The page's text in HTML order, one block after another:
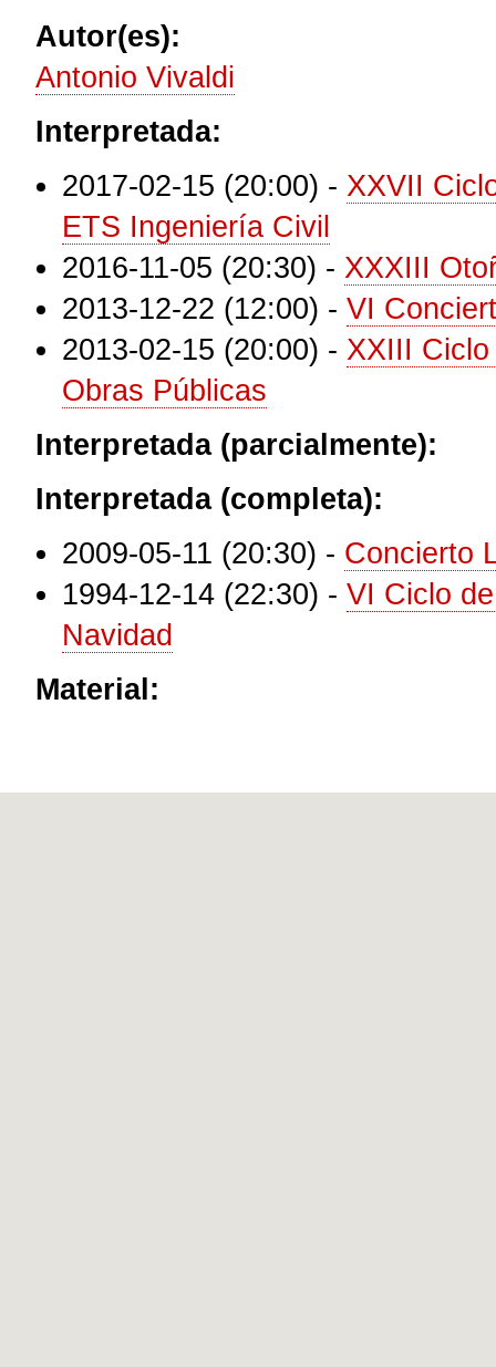
Autor(es):
Antonio Vivaldi
Interpretada:
2017-02-15 (20:00) - XXVII
ETS Ingeniería Civil
2016-11-05 (20:30) - XXXIII
2013-12-22 (12:00) - VI
2013-02-15 (20:00) - XXIII
Obras Públicas
Interpretada (parcialmente):
Interpretada (completa):
2009-05-11 (20:30) - Concierto
1994-12-14 (22:30) - VI Ciclo
Navidad
Material: